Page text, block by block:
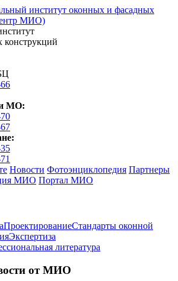
конструкций
и МО:
Новости Фотоэнциклопедия Партнеры
МИО Портал МИО
ПроектированиеСтандарты оконной
Экспертиза
литература
от МИО